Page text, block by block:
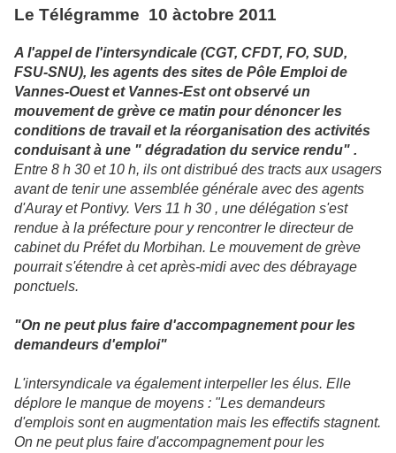
Le Télégramme 10 àctobre 2011
A l'appel de l'intersyndicale (CGT, CFDT, FO, SUD,
FSU-SNU), les agents des sites de Pôle Emploi de
Vannes-Ouest et Vannes-Est ont observé un
mouvement de grève ce matin pour dénoncer les
conditions de travail et la réorganisation des activités
conduisant à une " dégradation du service rendu" .
Entre 8 h 30 et 10 h, ils ont distribué des tracts aux usagers
avant de tenir une assemblée générale avec des agents
d'Auray et Pontivy. Vers 11 h 30 , une délégation s'est
rendue à la préfecture pour y rencontrer le directeur de
cabinet du Préfet du Morbihan. Le mouvement de grève
pourrait s'étendre à cet après-midi avec des débrayage
ponctuels.
"On ne peut plus faire d'accompagnement pour les
demandeurs d'emploi"
L'intersyndicale va également interpeller les élus. Elle
déplore le manque de moyens : "Les demandeurs
d'emplois sont en augmentation mais les effectifs stagnent.
On ne peut plus faire d'accompagnement pour les